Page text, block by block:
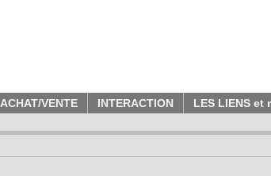
ACHAT/VENTE INTERACTION LES LIENS et